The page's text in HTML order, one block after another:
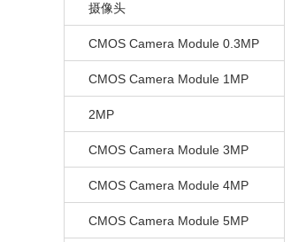
摄像头
CMOS Camera Module 0.3MP
CMOS Camera Module 1MP
2MP
CMOS Camera Module 3MP
CMOS Camera Module 4MP
CMOS Camera Module 5MP